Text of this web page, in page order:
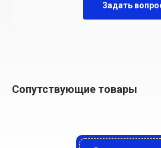
Задать
Сопутствующие товары